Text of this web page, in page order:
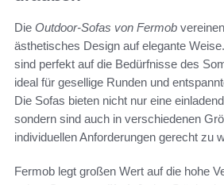
Die Outdoor-Sofas von Fermob
ästhetisches Design auf elegante
sind perfekt auf die Bedürfnisse des
ideal für gesellige Runden und
Die Sofas bieten nicht nur eine
sondern sind auch in verschiedenen
individuellen Anforderungen gerecht zu
Fermob legt großen Wert auf die hohe